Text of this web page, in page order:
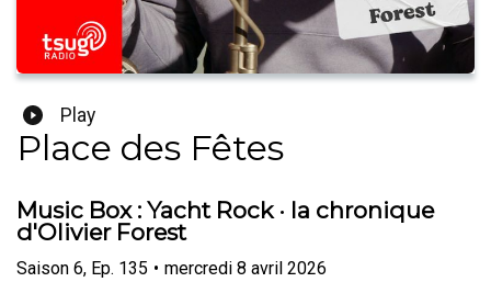
Play
Place des Fêtes
Music Box : Yacht Rock · la chronique
d'Olivier Forest
Saison 6, Ep. 135 • mercredi 8 avril 2026